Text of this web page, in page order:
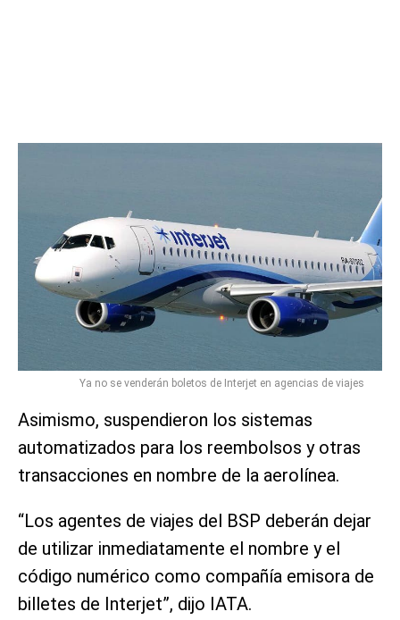
Ya no se venderán boletos de Interjet en agencias de viajes
Asimismo, suspendieron los sistemas
automatizados para los reembolsos y otras
transacciones en nombre de la aerolínea.
“Los agentes de viajes del BSP deberán dejar
de utilizar inmediatamente el nombre y el
código numérico como compañía emisora de
billetes de Interjet”, dijo IATA.